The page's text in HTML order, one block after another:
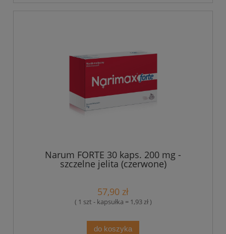
Narum FORTE 30 kaps. 200 mg -
szczelne jelita (czerwone)
57,90 zł
( 1 szt - kapsułka = 1,93 zł )
do koszyka